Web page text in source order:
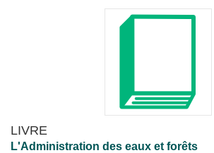
LIVRE
L'Administration des eaux et forêts